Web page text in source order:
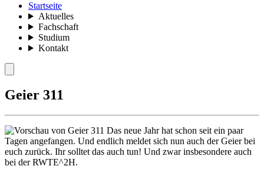
Startseite
Aktuelles
Fachschaft
Studium
Kontakt
Geier 311
Das neue Jahr hat schon seit ein paar
Tagen angefangen. Und endlich meldet sich nun auch der Geier bei
euch zurück. Ihr solltet das auch tun! Und zwar insbesondere auch
bei der RWTE^2H.